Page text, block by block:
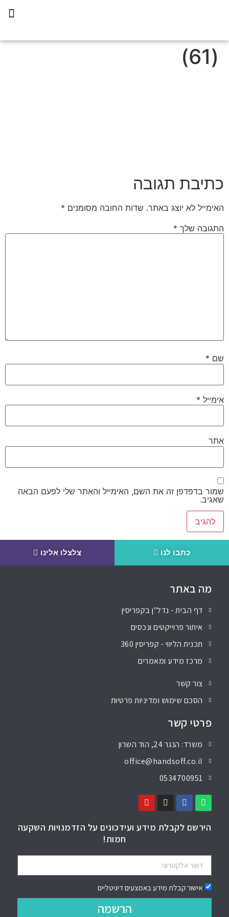
(61)
כתיבת תגובה
האימייל לא יוצג באתר. שדות החובה מסומנים *
התגובה שלך *
שם *
אימייל *
אתר
שמור בדפדפן זה את השם, האימייל והאתר שלי לפעם הבאה
שאגיב.
כתבו לנו צלצלו אלינו
מה באתר
דף הבית - נדל"ן בקפריסין
איתור פרוייקטים ונכסים
תכנית הליווי - קפריסין 360
מרכז מידע ומאמרים
צור קשר
הסכם שימוש ומדיניות פרטיות
פרטי קשר
משרד: הנגר 24, הוד השרון
office@handsoff.co.il
0534700951
הירשם לקבלת מידע ועידכונים על הזדמנויות השקעה
חמות!
אישור קבלת מידע באמצעים דיגיטליים
הרשמה